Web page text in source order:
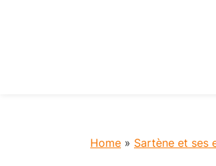
Home » Sartène et ses